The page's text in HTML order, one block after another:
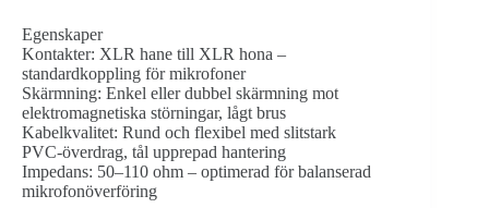
Egenskaper
Kontakter: XLR hane till XLR hona –
standardkoppling för mikrofoner
Skärmning: Enkel eller dubbel skärmning mot
elektromagnetiska störningar, lågt brus
Kabelkvalitet: Rund och flexibel med slitstark
PVC‑överdrag, tål upprepad hantering
Impedans: 50–110 ohm – optimerad för balanserad
mikrofonöverföring